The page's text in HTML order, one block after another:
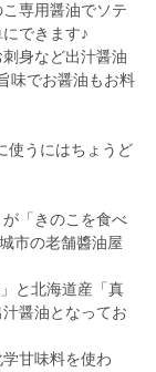
専用醤油でソテ
できます♪
身など出汁醤油
味でお醤油もお料
使うにはちょうど
「きのこを食べ
市の老舗醬油屋
と北海道産「真
醤油となってお
甘味料を使わ